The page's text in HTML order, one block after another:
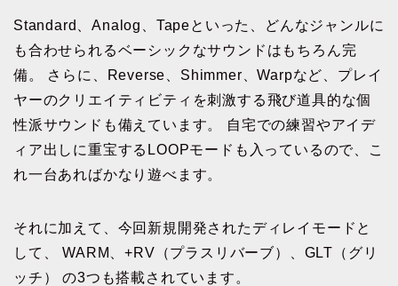
Standard、Analog、Tapeといった、どんなジャンルに
も合わせられるベーシックなサウンドはもちろん完
備。 さらに、Reverse、Shimmer、Warpなど、プレイ
ヤーのクリエイティビティを刺激する飛び道具的な個
性派サウンドも備えています。 自宅での練習やアイデ
ィア出しに重宝するLOOPモードも入っているので、こ
れ一台あればかなり遊べます。
それに加えて、今回新規開発されたディレイモードと
して、 WARM、+RV（プラスリバーブ）、GLT（グリ
ッチ） の3つも搭載されています。